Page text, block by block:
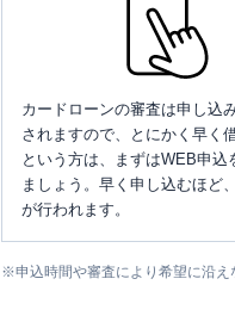
カードローンの審査は申し込
されますので、とにかく早く
という方は、まずはWEB申込
ましょう。早く申し込むほど
が行われます。
※申込時間や審査により希望に沿